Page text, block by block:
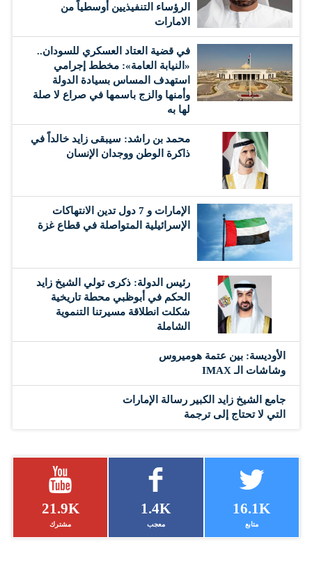
الرؤساء التنفيذيين أوسطياً من
الامارات
في قضية العتاد العسكري للسودان..
«النيابة العامة»: مخطط إجرامي
استهدف المساس بسيادة الدولة
وأمنها والزج باسمها في صراع لا صلة
لها به
محمد بن راشد: سيبقى زايد خالداً في
ذاكرة الوطن ووجدان الإنسان
الإمارات و 7 دول تدين الانتهاكات
الإسرائيلية المتواصلة في قطاع غزة
رئيس الدولة: ذكرى تولي الشيخ زايد
الحكم في أبوظبي محطة تاريخية
شكلت انطلاقة مسيرتنا التنموية
الشاملة
الأوديسة: بين عتمة هوميروس
وشاشات الـ IMAX
جامع الشيخ زايد الكبير رسالة الإمارات
التي لا تحتاج إلى ترجمة
21.9K
مشترك
1.4K
معجب
16.1K
متابع